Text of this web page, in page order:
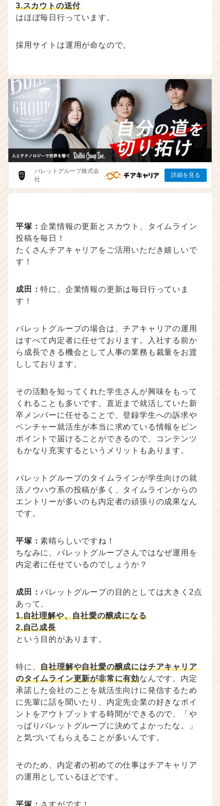
3.スカウトの送付
はほぼ毎日行っています。
採用サイトは運用が命なので。
平塚：企業情報の更新とスカウト、タイムライン
投稿を毎日！
たくさんチアキャリアをご活用いただき嬉しいで
す！
成田：特に、企業情報の更新は毎日行っていま
す！
バレットグループの場合は、チアキャリアの運用
はすべて内定者に任せております。入社する前か
ら成長できる機会として人事の業務も裁量をお渡
ししております。
その活動を知ってくれた学生さんが興味をもって
くれることも多いです。直近まで就活していた新
卒メンバーに任せることで、登録学生への訴求や
ベンチャー就活生が本当に求めている情報をピン
ポイントで届けることができるので、コンテンツ
もかなり充実するというメリットもあります。
バレットグループのタイムラインが学生向けの就
活ノウハウ系の投稿が多く、タイムラインからの
エントリーが多いのも内定者の頑張りの成果なん
です。
平塚：素晴らしいですね！
ちなみに、バレットグループさんではなぜ運用を
内定者に任せているのでしょうか？
成田：バレットグループの目的としては大きく2点
あって、
1.自社理解や、自社愛の醸成になる
2.自己成長
という目的があります。
特に、自社理解や自社愛の醸成にはチアキャリア
のタイムライン更新が非常に有効なんです。内定
承諾した会社のことを就活生向けに発信するため
に先輩に話を聞いたり、内定先企業の好きなポイ
ントをアウトプットする時間ができるので、「や
っぱりバレットグループに決めてよかったな。」
と気づいてもらえることが多いんです。
そのため、内定者の初めての仕事はチアキャリア
の運用としているほどです。
平塚： さすがです！